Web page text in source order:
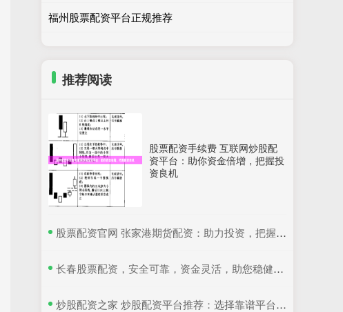
福州股票配资平台正规推荐
推荐阅读
股票配资手续费 互联网炒股配
资平台：助你资金倍增，把握投
资良机
​股票配资官网 张家港期货配资：助力投资，把握市场先机
​长春股票配资，安全可靠，资金灵活，助您稳健投资。
​炒股配资之家 炒股配资平台推荐：选择靠谱平台，轻松获利